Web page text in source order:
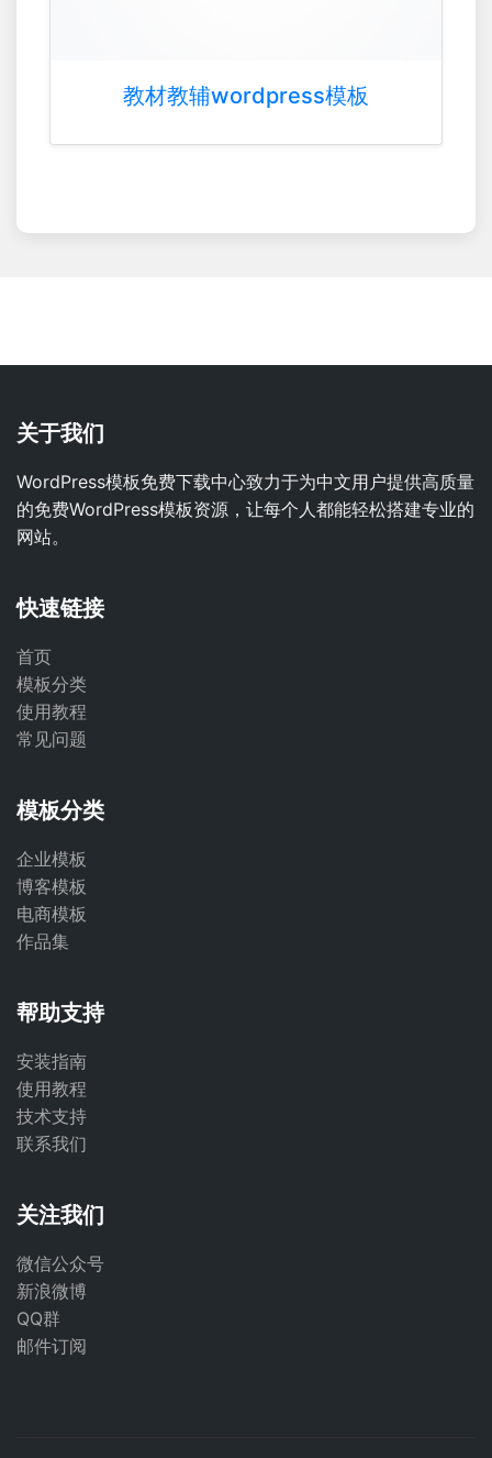
教材教辅wordpress模板
关于我们
WordPress模板免费下载中心致力于为中文用户提供高质量
的免费WordPress模板资源，让每个人都能轻松搭建专业的
网站。
快速链接
首页
模板分类
使用教程
常见问题
模板分类
企业模板
博客模板
电商模板
作品集
帮助支持
安装指南
使用教程
技术支持
联系我们
关注我们
微信公众号
新浪微博
QQ群
邮件订阅